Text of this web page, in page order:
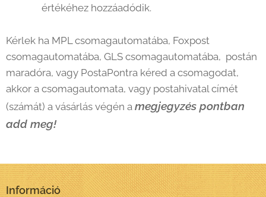
értékéhez hozzáadódik.
Kérlek ha MPL csomagautomatába, Foxpost
csomagautomatába, GLS csomagautomatába, postán
maradóra, vagy PostaPontra kéred a csomagodat,
akkor a csomagautomata, vagy postahivatal címét
(számát) a vásárlás végén a megjegyzés pontban
add meg!
Információ